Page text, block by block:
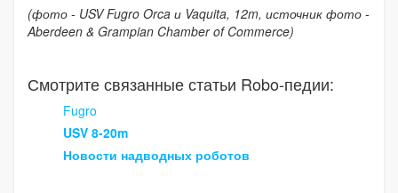
(фото - USV Fugro Orca и Vaquita, 12m, источник фото -
Aberdeen & Grampian Chamber of Commerce)
Смотрите связанные статьи Robo-педии:
Fugro
USV 8-20m
Новости надводных роботов